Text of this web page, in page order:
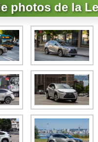
photos de la